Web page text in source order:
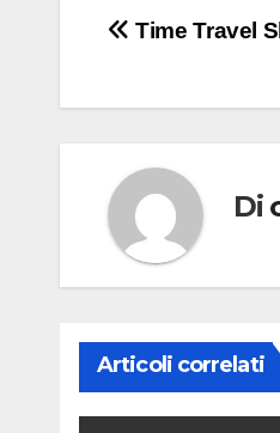
Time Travel
Di
Articoli correlati